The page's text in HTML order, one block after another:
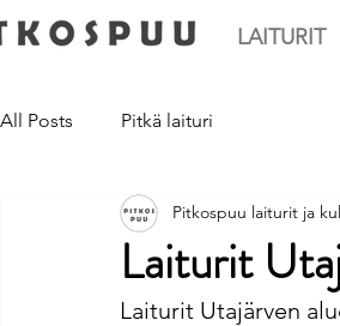
LAITURIT
All Posts Pitkä laituri
Laiturit
Pitkospuu laiturit ja
Laiturit Utajärven